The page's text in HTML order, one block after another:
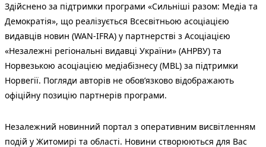
Здійснено за підтримки програми «Сильніші разом: Медіа та
Демократія», що реалізується Всесвітньою асоціацією
видавців новин (WAN-IFRA) у партнерстві з Асоціацією
«Незалежні регіональні видавці України» (АНРВУ) та
Норвезькою асоціацією медіабізнесу (MBL) за підтримки
Норвегії. Погляди авторів не обов’язково відображають
офіційну позицію партнерів програми.
Незалежний новинний портал з оперативним висвітленням
подій у Житомирі та області. Новини створюються для Вас